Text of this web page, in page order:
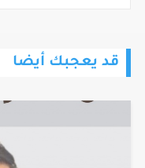
قد يعجبك أيضا